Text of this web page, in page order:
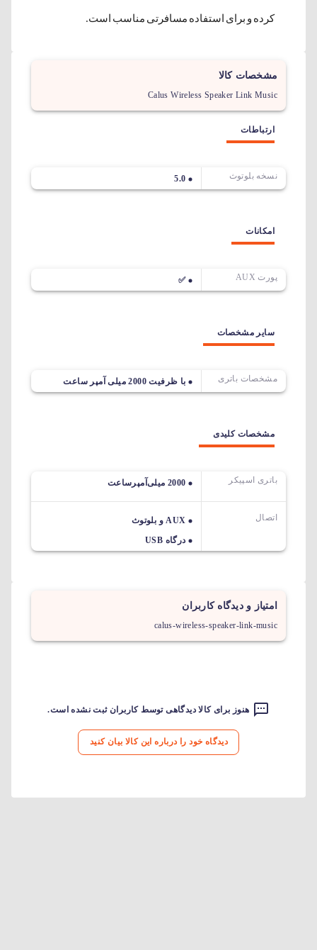
کرده و برای استفاده مسافرتی مناسب است.
مشخصات کالا
Calus Wireless Speaker Link Music
ارتباطات
نسخه بلوتوث 5.0
امکانات
پورت AUX ✅
سایر مشخصات
مشخصات باتری با ظرفیت 2000 میلی آمپر ساعت
مشخصات کلیدی
باتری اسپیکر 2000 میلی‌آمپرساعت
اتصال
AUX و بلوتوث
درگاه USB
امتیاز و دیدگاه کاربران
calus-wireless-speaker-link-music
هنوز برای کالا دیدگاهی توسط کاربران ثبت نشده است.
دیدگاه خود را درباره این کالا بیان کنید